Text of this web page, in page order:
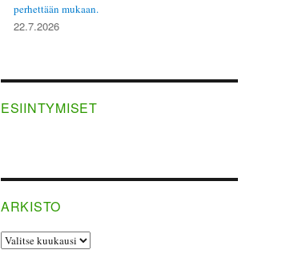
perhettään mukaan.
22.7.2026
ESIINTYMISET
ARKISTO
ARKISTO